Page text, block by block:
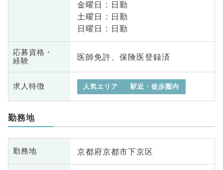
金曜日 : 日勤
土曜日 : 日勤
日曜日 : 日勤
応募資格・
経験
医師免許、保険医登録済
求人特徴 人気エリア 駅近・徒歩圏内
勤務地
勤務地 京都府京都市下京区